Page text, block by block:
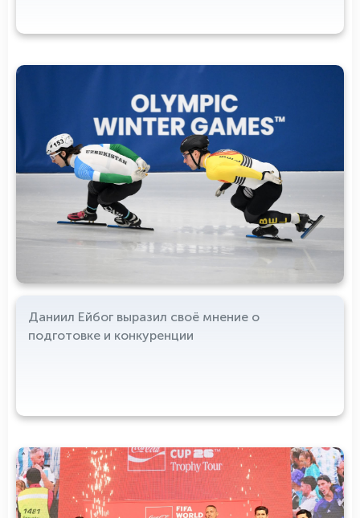
Даниил Ейбог выразил своё мнение о
подготовке и конкуренции